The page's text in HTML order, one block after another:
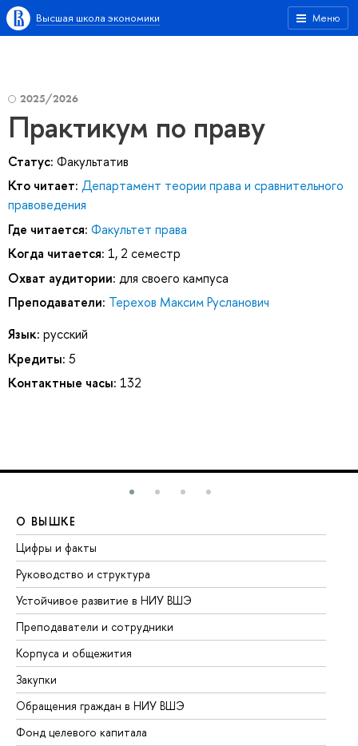
Меню
Высшая школа экономики
2025/2026
Практикум по праву
Статус: Факультатив
Кто читает: Департамент теории права и сравнительного
правоведения
Где читается: Факультет права
Когда читается: 1, 2 семестр
Охват аудитории: для своего кампуса
Преподаватели: Терехов Максим Русланович
Язык: русский
Кредиты: 5
Контактные часы: 132
О ВЫШКЕ
Цифры и факты
Руководство и структура
Устойчивое развитие в НИУ ВШЭ
Преподаватели и сотрудники
Корпуса и общежития
Закупки
Обращения граждан в НИУ ВШЭ
Фонд целевого капитала